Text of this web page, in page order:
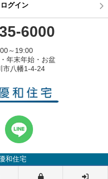
ログイン
6000
～19:00
年末年始・お盆
市八幡1-4-24
和住宅